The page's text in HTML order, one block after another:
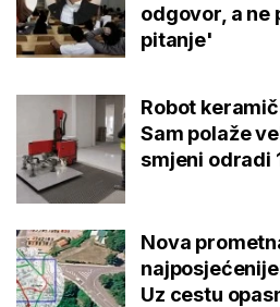
odgovor, a ne
pitanje'
Robot
Sam polaže
smjeni odradi
Nova
Uz cestu